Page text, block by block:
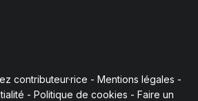
contributeur·rice - Mentions légales -
- Politique de cookies - Faire un